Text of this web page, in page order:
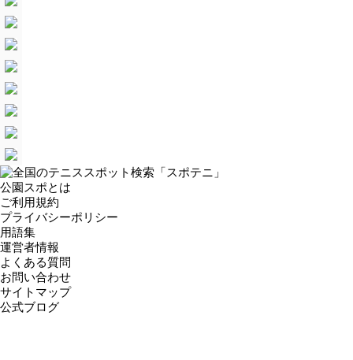
公園スポとは
ご利用規約
プライバシーポリシー
用語集
運営者情報
よくある質問
お問い合わせ
サイトマップ
公式ブログ